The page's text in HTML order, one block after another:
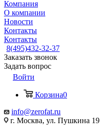
Компания
О компании
Новости
Контакты
Контакты
8(495)432-32-37
Заказать звонок
Задать вопрос
Войти
Корзина0
info@zerofat.ru
г. Москва, ул. Пушкина 19